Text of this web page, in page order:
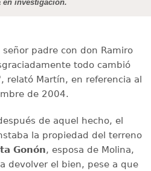
en investigación.
padre con don Ramiro
todo cambió
relató Martín, en referencia al
de 2004.
de aquel hecho, el
la propiedad del terreno
Gonón, esposa de Molina,
devolver el bien, pese a que